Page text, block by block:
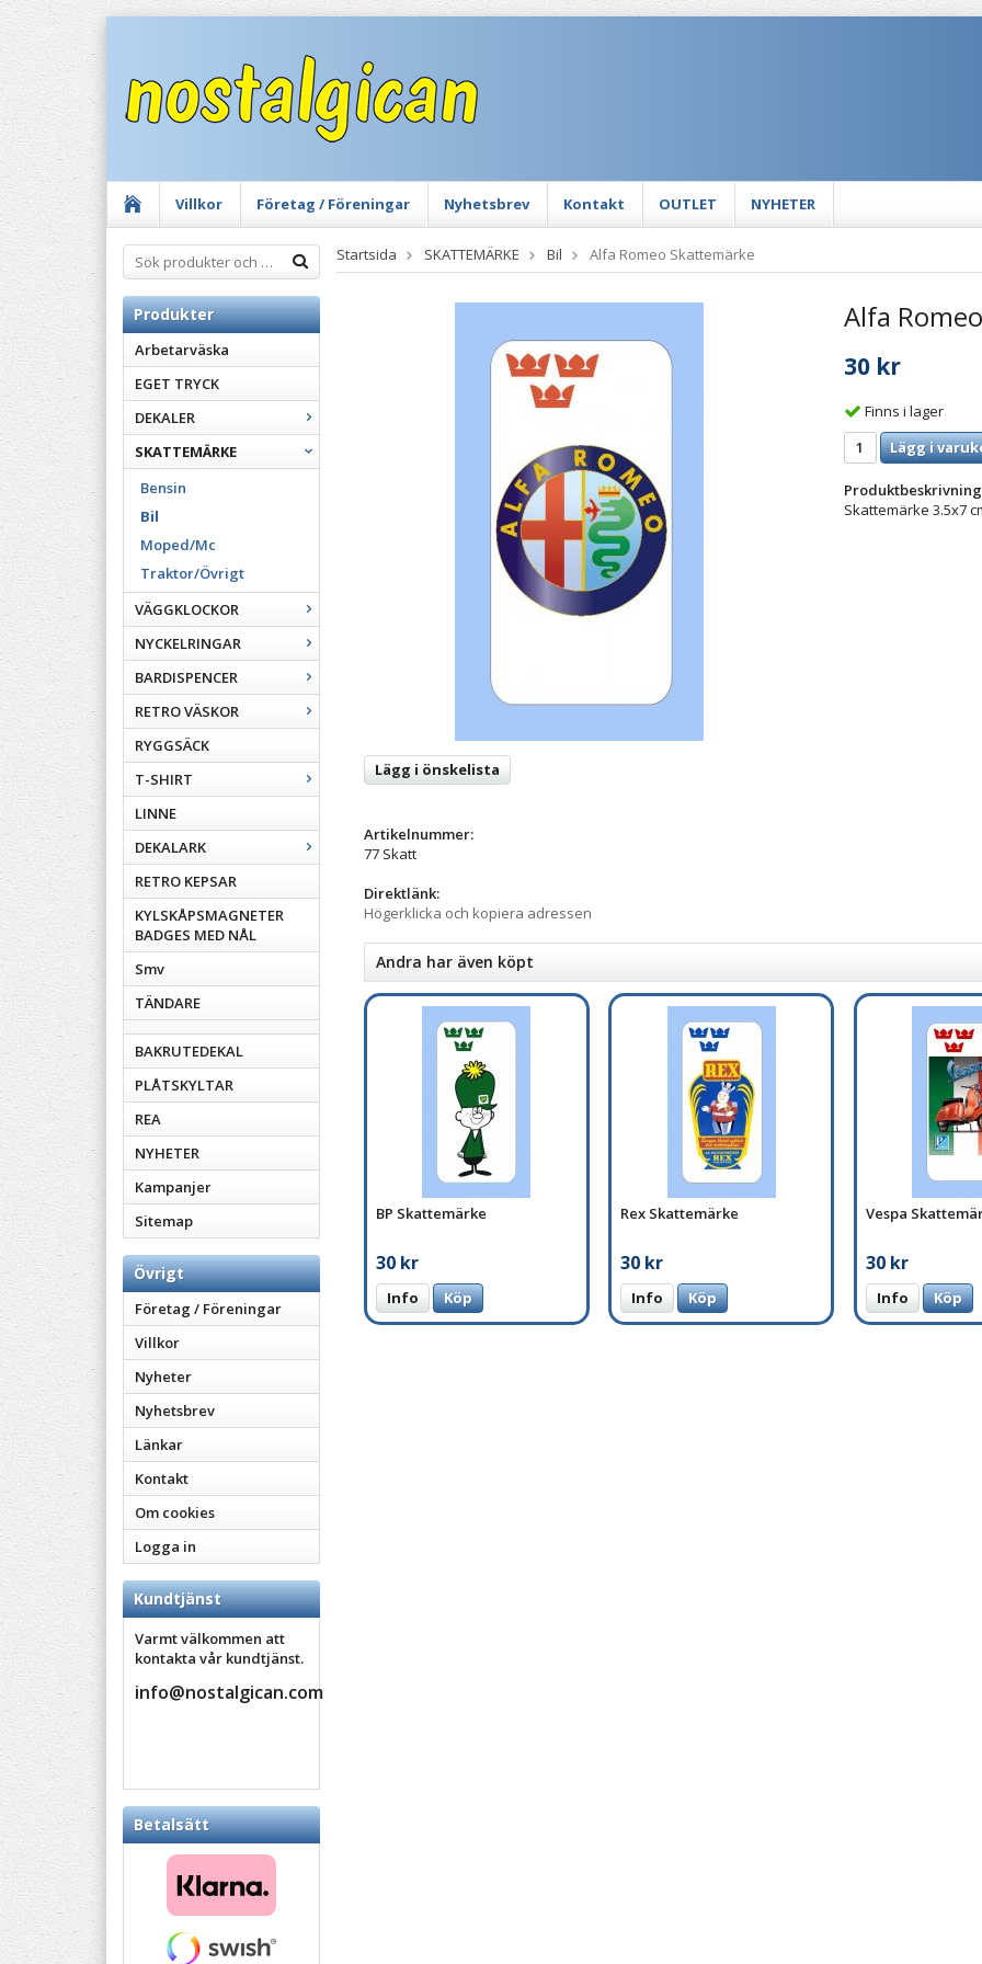
Villkor Företag / Föreningar Nyhetsbrev Kontakt OUTLET NYHETER
Produkter
Arbetarväska
EGET TRYCK
DEKALER
SKATTEMÄRKE
Bensin
Bil
Moped/Mc
Traktor/Övrigt
VÄGGKLOCKOR
NYCKELRINGAR
BARDISPENCER
RETRO VÄSKOR
RYGGSÄCK
T-SHIRT
LINNE
DEKALARK
RETRO KEPSAR
KYLSKÅPSMAGNETER
BADGES MED NÅL
Smv
TÄNDARE
BAKRUTEDEKAL
PLÅTSKYLTAR
REA
NYHETER
Kampanjer
Sitemap
Övrigt
Företag / Föreningar
Villkor
Nyheter
Nyhetsbrev
Länkar
Kontakt
Om cookies
Logga in
Kundtjänst
Varmt välkommen att
kontakta vår kundtjänst.
info@nostalgican.com
Betalsätt
Startsida SKATTEMÄRKE Bil Alfa Romeo Skattemärke
Alfa
30 kr
Finns i lager
Lägg i
Skattemärke 3.5x7
Lägg i önskelista
Artikelnummer:
77 Skatt
Direktlänk:
Högerklicka och kopiera adressen
Andra har även köpt
BP Skattemärke
30 kr
Info Köp
Rex Skattemärke
30 kr
Info Köp
Vespa
30 kr
Info Köp